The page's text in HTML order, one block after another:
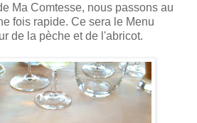
Ma Comtesse, nous passons au
fois rapide. Ce sera le Menu
de la pèche et de l'abricot.